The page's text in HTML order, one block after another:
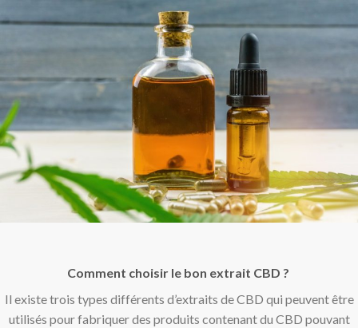
Comment choisir le bon extrait CBD ?
Il existe trois types différents d’extraits de CBD qui peuvent être
utilisés pour fabriquer des produits contenant du CBD pouvant